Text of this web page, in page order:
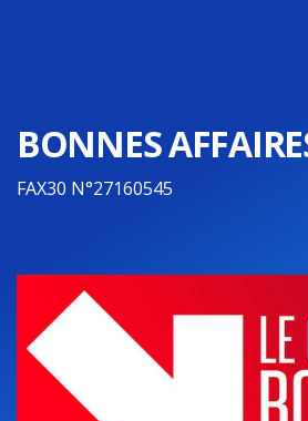
BONNES
FAX30 N°27160545